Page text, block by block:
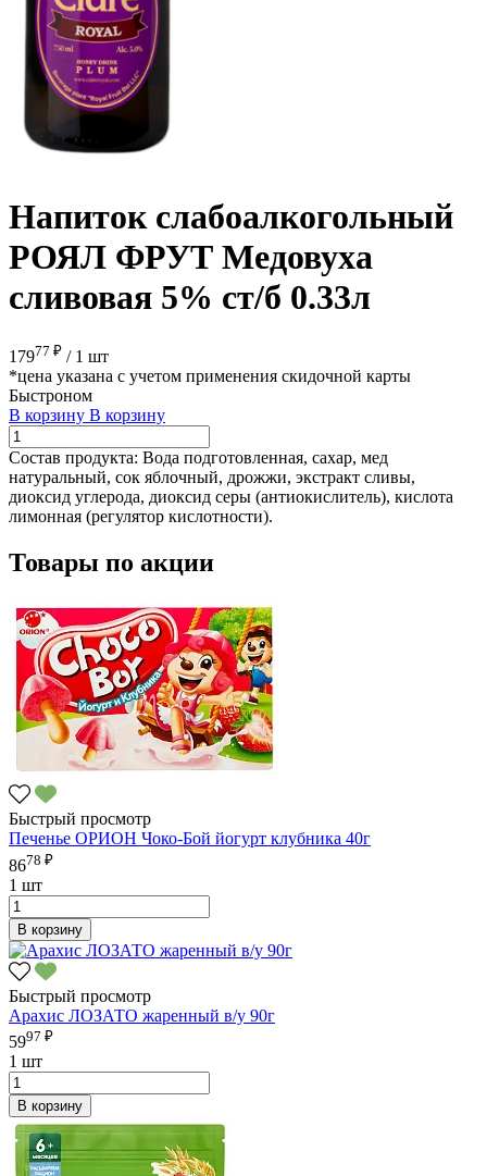
Напиток слабоалкогольный
РОЯЛ ФРУТ Медовуха
сливовая 5% ст/б 0.33л
17977 ₽ / 1 шт
*цена указана с учетом применения скидочной карты
Быстроном
В корзину В корзину
Состав продукта: Вода подготовленная, сахар, мед
натуральный, сок яблочный, дрожжи, экстракт сливы,
диоксид углерода, диоксид серы (антиокислитель), кислота
лимонная (регулятор кислотности).
Товары по акции
Быстрый просмотр
Печенье ОРИОН Чоко-Бой йогурт клубника 40г
8678 ₽
1 шт
В корзину
Быстрый просмотр
Арахис ЛОЗАТО жаренный в/у 90г
5997 ₽
1 шт
В корзину